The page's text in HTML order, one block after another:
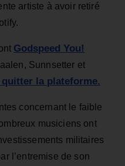
artiste à avoir retiré
Godspeed You!
Sunnsetter et
la plateforme.
concernant le faible
musiciens ont
militaires
l’entremise de son